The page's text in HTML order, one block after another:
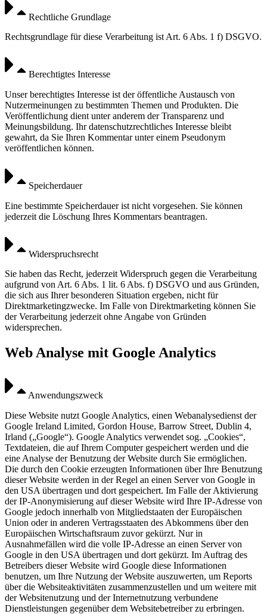
Rechtliche Grundlage
Rechtsgrundlage für diese Verarbeitung ist Art. 6 Abs. 1 f) DSGVO.
Berechtigtes Interesse
Unser berechtigtes Interesse ist der öffentliche Austausch von
Nutzermeinungen zu bestimmten Themen und Produkten. Die
Veröffentlichung dient unter anderem der Transparenz und
Meinungsbildung. Ihr datenschutzrechtliches Interesse bleibt
gewahrt, da Sie Ihren Kommentar unter einem Pseudonym
veröffentlichen können.
Speicherdauer
Eine bestimmte Speicherdauer ist nicht vorgesehen. Sie können
jederzeit die Löschung Ihres Kommentars beantragen.
Widerspruchsrecht
Sie haben das Recht, jederzeit Widerspruch gegen die Verarbeitung
aufgrund von Art. 6 Abs. 1 lit. 6 Abs. f) DSGVO und aus Gründen,
die sich aus Ihrer besonderen Situation ergeben, nicht für
Direktmarketingzwecke. Im Falle von Direktmarketing können Sie
der Verarbeitung jederzeit ohne Angabe von Gründen
widersprechen.
Web Analyse mit Google Analytics
Anwendungszweck
Diese Website nutzt Google Analytics, einen Webanalysedienst der
Google Ireland Limited, Gordon House, Barrow Street, Dublin 4,
Irland („Google“). Google Analytics verwendet sog. „Cookies“,
Textdateien, die auf Ihrem Computer gespeichert werden und die
eine Analyse der Benutzung der Website durch Sie ermöglichen.
Die durch den Cookie erzeugten Informationen über Ihre Benutzung
dieser Website werden in der Regel an einen Server von Google in
den USA übertragen und dort gespeichert. Im Falle der Aktivierung
der IP-Anonymisierung auf dieser Website wird Ihre IP-Adresse von
Google jedoch innerhalb von Mitgliedstaaten der Europäischen
Union oder in anderen Vertragsstaaten des Abkommens über den
Europäischen Wirtschaftsraum zuvor gekürzt. Nur in
Ausnahmefällen wird die volle IP-Adresse an einen Server von
Google in den USA übertragen und dort gekürzt. Im Auftrag des
Betreibers dieser Website wird Google diese Informationen
benutzen, um Ihre Nutzung der Website auszuwerten, um Reports
über die Websiteaktivitäten zusammenzustellen und um weitere mit
der Websitenutzung und der Internetnutzung verbundene
Dienstleistungen gegenüber dem Websitebetreiber zu erbringen.